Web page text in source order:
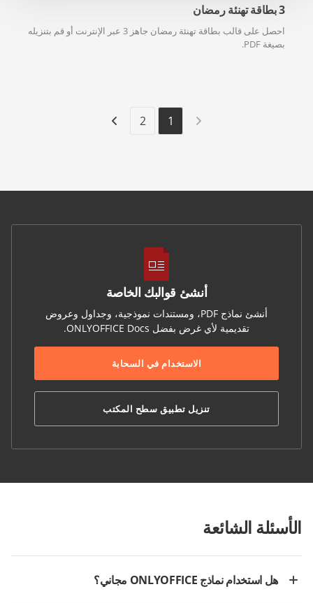
3 بطاقة تهنئة رمضان
احصل على قالب بطاقة تهنئة رمضان جاهز 3 عبر الإنترنت أو قم بتنزيله
بصيغة PDF.
1
2
أنشئ قوالبك الخاصة
أنشئ نماذج PDF، ومستندات نموذجية، وجداول وعروض
تقديمية لأي غرض بفضل ONLYOFFICE Docs.
الاستخدام في السحابة
تنزيل تطبيق سطح المكتب
الأسئلة الشائعة
هل استخدام نماذج ONLYOFFICE مجاني؟